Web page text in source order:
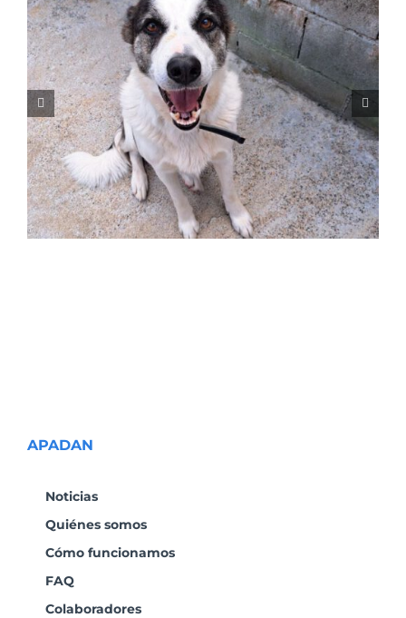
NALA
APADAN
Noticias
Quiénes somos
Cómo funcionamos
FAQ
Colaboradores